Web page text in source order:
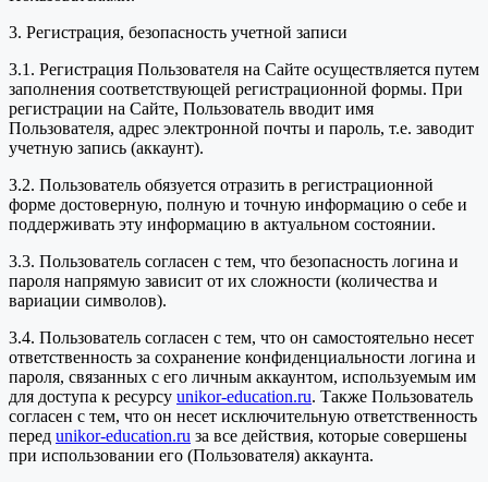
3. Регистрация, безопасность учетной записи
3.1. Регистрация Пользователя на Сайте осуществляется путем
заполнения соответствующей регистрационной формы. При
регистрации на Сайте, Пользователь вводит имя
Пользователя, адрес электронной почты и пароль, т.е. заводит
учетную запись (аккаунт).
3.2. Пользователь обязуется отразить в регистрационной
форме достоверную, полную и точную информацию о себе и
поддерживать эту информацию в актуальном состоянии.
3.3. Пользователь согласен с тем, что безопасность логина и
пароля напрямую зависит от их сложности (количества и
вариации символов).
3.4. Пользователь согласен с тем, что он самостоятельно несет
ответственность за сохранение конфиденциальности логина и
пароля, связанных с его личным аккаунтом, используемым им
для доступа к ресурсу unikor-education.ru. Также Пользователь
согласен с тем, что он несет исключительную ответственность
перед unikor-education.ru за все действия, которые совершены
при использовании его (Пользователя) аккаунта.